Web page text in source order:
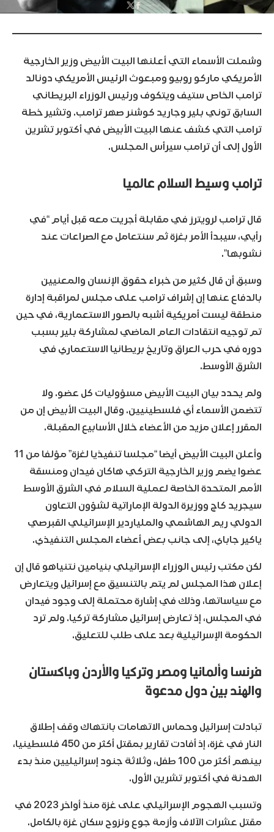
وشملت الأسماء التي أعلنها البيت الأبيض وزير الخارجية
الأمريكي ماركو روبيو ومبعوث الرئيس الأمريكي دونالد
ترامب الخاص ستيف ويتكوف ورئيس الوزراء البريطاني
السابق توني بلير وجاريد كوشنر صهر ترامب. وتشير خطة
ترامب التي كشف عنها البيت الأبيض في أكتوبر تشرين
الأول إلى أن ترامب سيرأس المجلس.
ترامب وسيط السلام عالميا
قال ترامب لرويترز في مقابلة أجريت معه قبل أيام “في
رأيي، سيبدأ الأمر بغزة ثم سنتعامل مع الصراعات عند
نشوبها”.
وسبق أن قال كثير من خبراء حقوق الإنسان والمعنيين
بالدفاع عنها إن إشراف ترامب على مجلس لمراقبة إدارة
منطقة ليست أمريكية أشبه بالصور الاستعمارية، في حين
تم توجيه انتقادات العام الماضي لمشاركة بلير بسبب
دوره في حرب العراق وتاريخ بريطانيا الاستعماري في
الشرق الأوسط.
ولم يحدد بيان البيت الأبيض مسؤوليات كل عضو. ولا
تتضمن الأسماء أي فلسطينيين. وقال البيت الأبيض إن من
المقرر إعلان مزيد من الأعضاء خلال الأسابيع المقبلة.
وأعلن البيت الأبيض أيضا “مجلسا تنفيذيا لغزة” مؤلفا من 11
عضوا يضم وزير الخارجية التركي هاكان فيدان ومنسقة
الأمم المتحدة الخاصة لعملية السلام في الشرق الأوسط
سيجريد كاج ووزيرة الدولة الإماراتية لشؤون التعاون
الدولي ريم الهاشمي والملياردير الإسرائيلي القبرصي
ياكير جاباي، إلى جانب بعض أعضاء المجلس التنفيذي.
لكن مكتب رئيس الوزراء الإسرائيلي بنيامين نتنياهو قال إن
إعلان هذا المجلس لم يتم بالتنسيق مع إسرائيل ويتعارض
مع سياساتها، وذلك في إشارة محتملة إلى وجود فيدان
في المجلس، إذ تعارض إسرائيل مشاركة تركيا. ولم ترد
الحكومة الإسرائيلية بعد على طلب للتعليق.
فرنسا وألمانيا ومصر وتركيا والأردن وباكستان
والهند بين دول مدعوة
تبادلت إسرائيل وحماس الاتهامات بانتهاك وقف إطلاق
النار في غزة، إذ أفادت تقارير بمقتل أكثر من 450 فلسطينيا،
بينهم أكثر من 100 طفل، وثلاثة جنود إسرائيليين منذ بدء
الهدنة في أكتوبر تشرين الأول.
وتسبب الهجوم الإسرائيلي على غزة منذ أواخر 2023 في
مقتل عشرات الآلاف وأزمة جوع ونزوح سكان غزة بالكامل.